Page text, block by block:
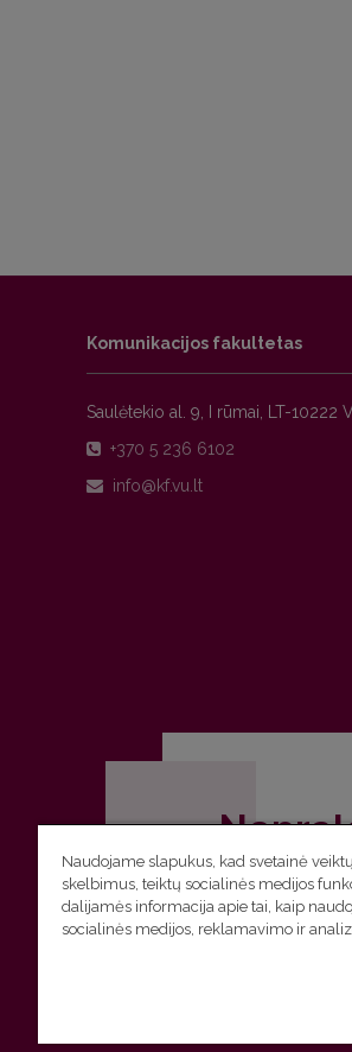
Komunikacijos fakultetas
Saulėtekio al. 9, I rūmai, LT-10222
+370 5 236 6102
Naudojame slapukus, kad svetainė
skelbimus, teiktų socialinės medijos
dalijamės informacija apie tai, kaip
socialinės medijos, reklamavimo ir